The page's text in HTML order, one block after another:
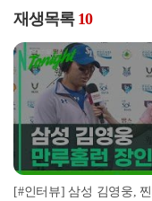
재생목록 10